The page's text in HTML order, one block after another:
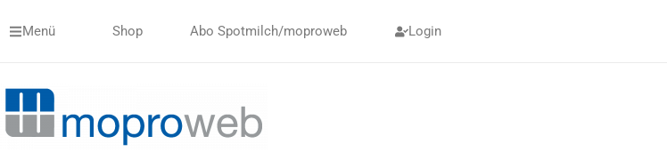
InhaltMenü Shop Abo Spotmilch/moproweb Login